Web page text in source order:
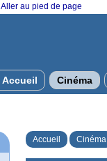
Aller au pied de page
Accueil Cinéma
Accueil Cinéma